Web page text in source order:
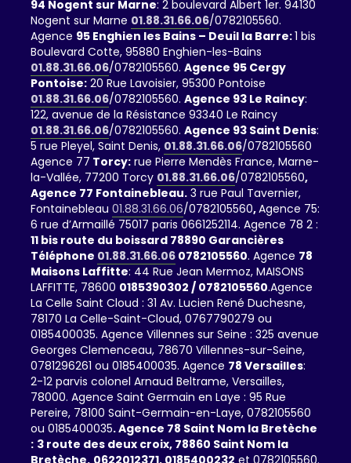
94 Nogent sur Marne: 2 boulevard Albert 1er. 94130
Nogent sur Marne 01.88.31.66.06/0782105560.
Agence 95 Enghien les Bains – Deuil la Barre:1 bis
Boulevard Cotte, 95880 Enghien-les-Bains
01.88.31.66.06/0782105560. Agence 95 Cergy
Pontoise: 20 Rue Lavoisier, 95300 Pontoise
01.88.31.66.06/0782105560. Agence 93 Le Raincy:
122, avenue de la Résistance 93340 Le Raincy
01.88.31.66.06/0782105560. Agence 93 Saint Denis:
5 rue Pleyel, Saint Denis, 01.88.31.66.06/0782105560
Agence 77 Torcy: rue Pierre Mendès France, Marne-
la-Vallée, 77200 Torcy 01.88.31.66.06/0782105560,
Agence 77 Fontainebleau. 3 rue Paul Tavernier,
Fontainebleau 01.88.31.66.06/0782105560,Agence 75:
6 rue d’Armaillé 75017 paris 0661252114. Agence 78 2 :
11 bis route du boissard 78890 Garancières
Téléphone 01.88.31.66.06 0782105560. Agence 78
Maisons Laffitte: 44 Rue Jean Mermoz, MAISONS
LAFFITTE, 78600 0185390302 / 0782105560.Agence
La Celle Saint Cloud : 31 Av. Lucien René Duchesne,
78170 La Celle-Saint-Cloud, 0767790279 ou
0185400035. Agence Villennes sur Seine : 325 avenue
Georges Clemenceau, 78670 Villennes-sur-Seine,
0781296261 ou 0185400035. Agence 78 Versailles:
2-12 parvis colonel Arnaud Beltrame, Versailles,
78000. Agence Saint Germain en Laye : 95 Rue
Pereire, 78100 Saint-Germain-en-Laye, 0782105560
ou 0185400035. Agence 78 Saint Nom la Bretèche
: 3 route des deux croix, 78860 Saint Nom la
Bretèche. 0622012371, 0185400232 et 0782105560.